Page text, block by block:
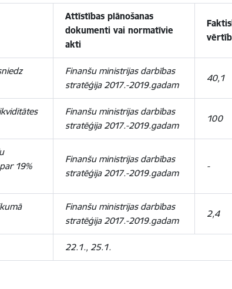
Attīstības plānošanas
dokumenti vai normatīvie
akti
Finanšu ministrijas darbības
stratēģija 2017.-2019.gadam
40,1
Finanšu ministrijas darbības
stratēģija 2017.-2019.gadam
100
19%
Finanšu ministrijas darbības
stratēģija 2017.-2019.gadam
-
Finanšu ministrijas darbības
stratēģija 2017.-2019.gadam
2,4
22.1., 25.1.